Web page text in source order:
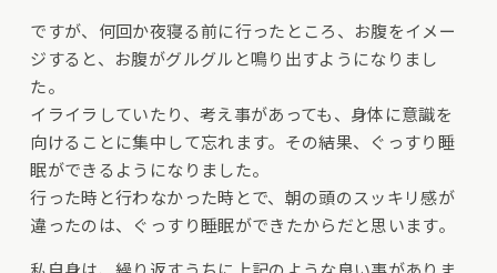
ですが、何回か夜寝る前に行ったところ、お腹をイメー
ジすると、お腹がグルグルと鳴り出すようになりまし
た。
イライラしていたり、考え事があっても、身体に意識を
向けることに集中して忘れます。その結果、ぐっすり睡
眠ができるようになりました。
行った時と行わなかった時とで、朝の頭のスッキリ感が
違ったのは、ぐっすり睡眠ができたからだと思います。